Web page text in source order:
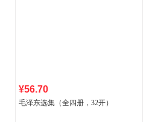
¥56.70
毛泽东选集（全四册，32开）